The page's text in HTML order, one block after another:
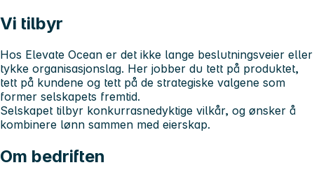
Vi tilbyr
Hos Elevate Ocean er det ikke lange beslutningsveier eller
tykke organisasjonslag. Her jobber du tett på produktet,
tett på kundene og tett på de strategiske valgene som
former selskapets fremtid.
Selskapet tilbyr konkurrasnedyktige vilkår, og ønsker å
kombinere lønn sammen med eierskap.
Om bedriften